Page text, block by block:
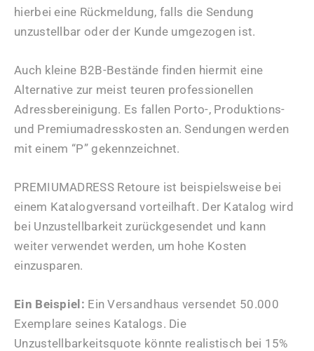
hierbei eine Rückmeldung, falls die Sendung
unzustellbar oder der Kunde umgezogen ist.
Auch kleine B2B-Bestände finden hiermit eine
Alternative zur meist teuren professionellen
Adressbereinigung. Es fallen Porto-, Produktions-
und Premiumadresskosten an. Sendungen werden
mit einem “P” gekennzeichnet.
PREMIUMADRESS Retoure ist beispielsweise bei
einem Katalogversand vorteilhaft. Der Katalog wird
bei Unzustellbarkeit zurückgesendet und kann
weiter verwendet werden, um hohe Kosten
einzusparen.
Ein Beispiel: Ein Versandhaus versendet 50.000
Exemplare seines Katalogs. Die
Unzustellbarkeitsquote könnte realistisch bei 15%